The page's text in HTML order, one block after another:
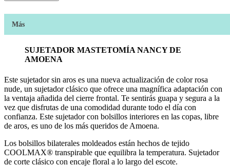
Más
SUJETADOR MASTETOMÍA NANCY DE
AMOENA
Este sujetador sin aros es una nueva actualización de color rosa
nude, un sujetador clásico que ofrece una magnífica adaptación con
la ventaja añadida del cierre frontal. Te sentirás guapa y segura a la
vez que disfrutas de una comodidad durante todo el día con
confianza. Este sujetador con bolsillos interiores en las copas, libre
de aros, es uno de los más queridos de Amoena.
Los bolsillos bilaterales moldeados están hechos de tejido
COOLMAX® transpirable que equilibra la temperatura. Sujetador
de corte clásico con encaje floral a lo largo del escote.